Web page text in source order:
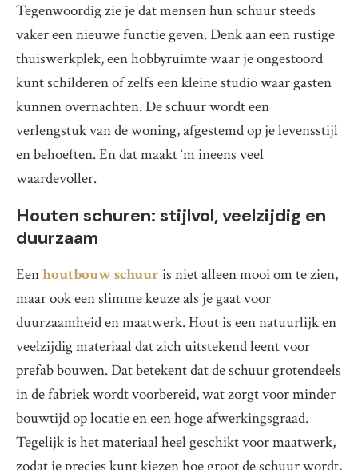
Tegenwoordig zie je dat mensen hun schuur steeds
vaker een nieuwe functie geven. Denk aan een rustige
thuiswerkplek, een hobbyruimte waar je ongestoord
kunt schilderen of zelfs een kleine studio waar gasten
kunnen overnachten. De schuur wordt een
verlengstuk van de woning, afgestemd op je levensstijl
en behoeften. En dat maakt ‘m ineens veel
waardevoller.
Houten schuren: stijlvol, veelzijdig en
duurzaam
Eenhoutbouw schuur is niet alleen mooi om te zien,
maar ook een slimme keuze als je gaat voor
duurzaamheid en maatwerk. Hout is een natuurlijk en
veelzijdig materiaal dat zich uitstekend leent voor
prefab bouwen. Dat betekent dat de schuur grotendeels
in de fabriek wordt voorbereid, wat zorgt voor minder
bouwtijd op locatie en een hoge afwerkingsgraad.
Tegelijk is het materiaal heel geschikt voor maatwerk,